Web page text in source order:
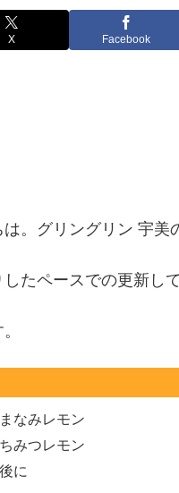
X Facebook
。グリングリン 宇美
したペースでの更新し
なみレモン
みつレモン
に